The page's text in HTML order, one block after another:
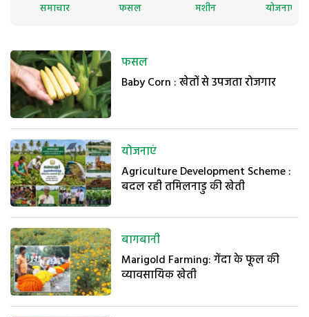
समाचार फसल मशीन योजनाएं
फसल
Baby Corn : खेतों से उपजता रोजगार
योजनाएं
Agriculture Development Scheme :
बदल रही तमिलनाडु की खेती
बागबानी
Marigold Farming: गेंदा के फूल की
व्यावसायिक खेती